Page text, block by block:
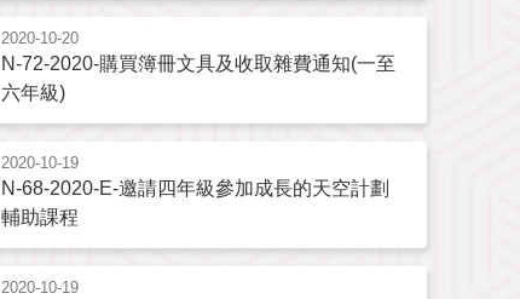
2020-10-20
N-72-2020-購買簿冊文具及收取雜費通知(一至
六年級)
2020-10-19
N-68-2020-E-邀請四年級參加成長的天空計劃
輔助課程
2020-10-19